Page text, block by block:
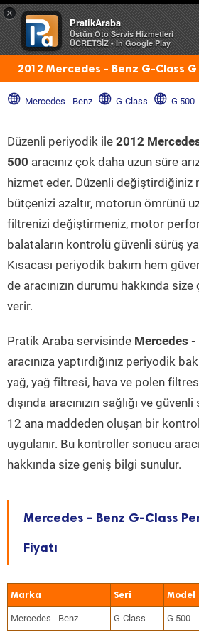
×
PratikAraba
Üstün Oto Servis Hizmetleri
ÜCRETSİZ - In Google Play
2012 Mercedes - Benz G-Class G
Mercedes - Benz G-Class G 500
Düzenli periyodik ile 2012
500 aracınız çok daha uzun süre
hizmet eder. Düzenli değiştirdiğiniz
bütçenizi azaltır, motorun ömrünü
filtrenizi değiştirmeniz, motor
balataların kontrolü güvenli sürüş
Kısacası periyodik bakım hem
de aracınızın durumu hakkında
verir.
Pratik Araba servisinde Mercedes -
aracınıza yaptırdığınız periyodik
yağ, yağ filtresi, hava ve polen
dışında aracınızın sağlığı ve
12 ana maddeden oluşan bir
uygulanır. Bu kontroller sonucu
hakkında size geniş bilgi sunulur.
Mercedes - Benz G-Class
Fiyatı
Marka Seri Model
Mercedes - Benz G-Class G 500